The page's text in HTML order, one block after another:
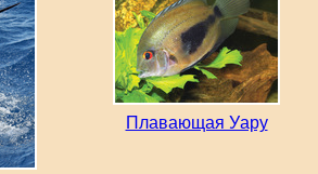
Плавающая Уару